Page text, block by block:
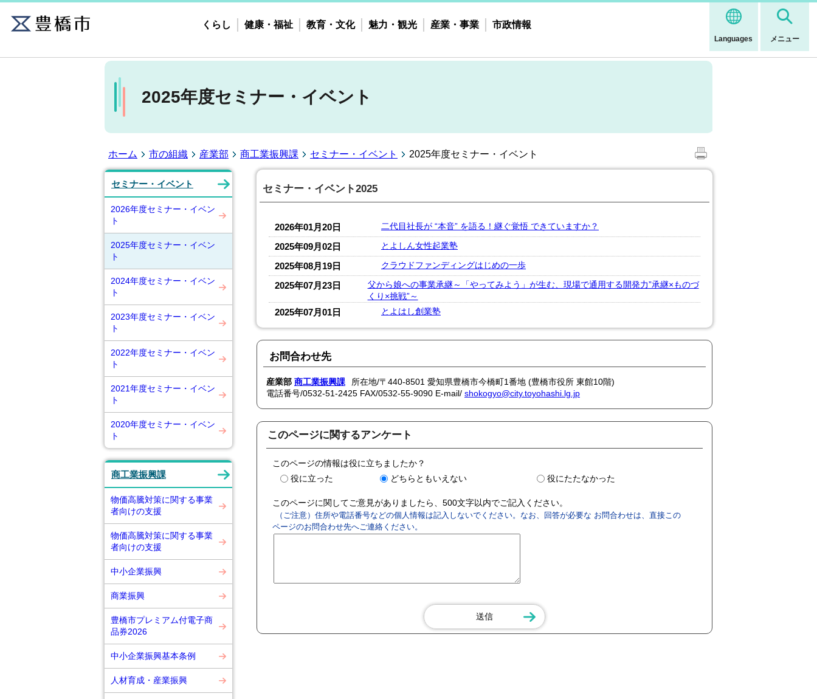
Languages メニュー
くらし 健康・福祉 教育・文化 魅力・観光 産業・事業 市政情報
2025年度セミナー・イベント
ホーム 市の組織 産業部 商工業振興課 セミナー・イベント 2025年度セミナー・イベント
セミナー・イベント
2026年度セミナー・イベン
ト
2025年度セミナー・イベン
ト
2024年度セミナー・イベン
ト
2023年度セミナー・イベン
ト
2022年度セミナー・イベン
ト
2021年度セミナー・イベン
ト
2020年度セミナー・イベン
ト
商工業振興課
物価高騰対策に関する事業
者向けの支援
物価高騰対策に関する事業
者向けの支援
中小企業振興
商業振興
豊橋市プレミアム付電子商
品券2026
中小企業振興基本条例
人材育成・産業振興
セミナー・イベント2025
2026年01月20日 二代目社長が “本音” を語る！継ぐ覚悟 できていますか？
2025年09月02日 とよしん女性起業塾
2025年08月19日 クラウドファンディングはじめの一歩
2025年07月23日
父から娘への事業承継～「やってみよう」が生む、現場で通用する開発力”承継×ものづ
くり×挑戦”～
2025年07月01日 とよはし創業塾
お問合わせ先
産業部 商工業振興課
所在地/〒440-8501 愛知県豊橋市今橋町1番地 (豊橋市役所 東館10階)
電話番号/0532-51-2425 FAX/0532-55-9090 E-mail/ shokogyo@city.toyohashi.lg.jp
このページに関するアンケート
このページの情報は役に立ちましたか？
役に立った
どちらともいえない 役にたたなかった
このページに関してご意見がありましたら、500文字以内でご記入ください。
（ご注意）住所や電話番号などの個人情報は記入しないでください。なお、回答が必要な お問合わせは、直接この
ページのお問合わせ先へご連絡ください。